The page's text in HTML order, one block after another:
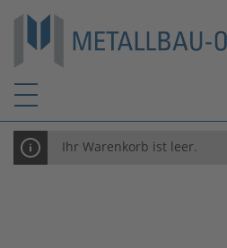
Ihr Warenkorb ist leer.